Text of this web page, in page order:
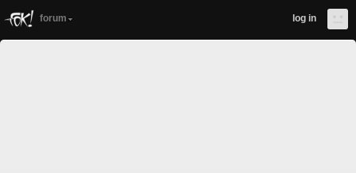
forum log in